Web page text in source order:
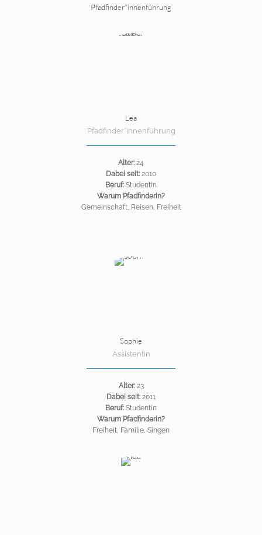
Pfadfinder*innenführung
Lea
Pfadfinder*innenführung
Alter: 24
Dabei seit: 2010
Beruf: Studentin
Warum Pfadfinderin?
Gemeinschaft, Reisen, Freiheit
Sophie
Assistentin
Alter:23
Dabei seit: 2011
Beruf: Studentin
Warum Pfadfinderin?
Freiheit, Familie, Singen